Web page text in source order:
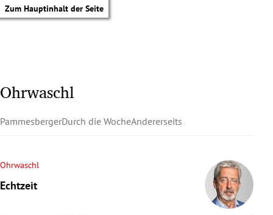
Zum Hauptinhalt der Seite
Ohrwaschl
PammesbergerDurch die WocheAndererseits
Ohrwaschl
Echtzeit